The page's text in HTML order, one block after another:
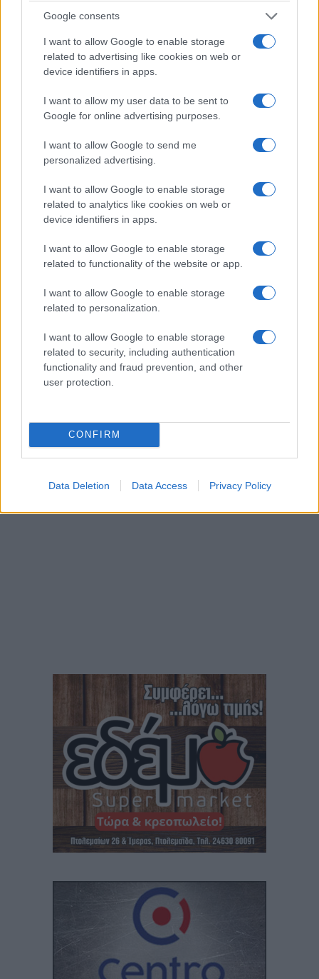
Google consents
I want to allow Google to enable storage
related to advertising like cookies on web or
device identifiers in apps.
I want to allow my user data to be sent to
Google for online advertising purposes.
I want to allow Google to send me
personalized advertising.
I want to allow Google to enable storage
related to analytics like cookies on web or
device identifiers in apps.
I want to allow Google to enable storage
related to functionality of the website or app.
I want to allow Google to enable storage
related to personalization.
I want to allow Google to enable storage
related to security, including authentication
functionality and fraud prevention, and other
user protection.
CONFIRM
Data Deletion Data Access Privacy Policy